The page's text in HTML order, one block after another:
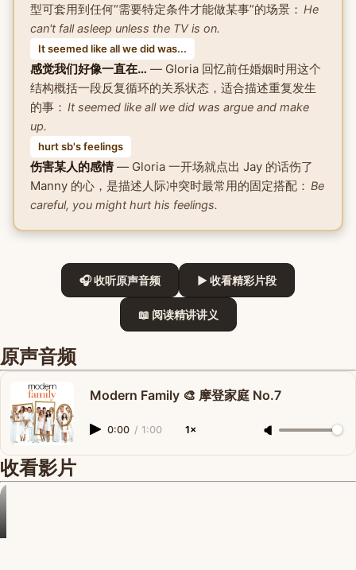
型可套用到任何“需要特定条件才能做某事”的场景： He
can't fall asleep unless the TV is on.
It seemed like all we did was...
感觉我们好像一直在… — Gloria 回忆前任婚姻时用这个
结构概括一段反复循环的关系状态，适合描述重复发生
的事： It seemed like all we did was argue and make
up.
hurt sb's feelings
伤害某人的感情— Gloria 一开场就点出 Jay 的话伤了
Manny 的心，是描述人际冲突时最常用的固定搭配： Be
careful, you might hurt his feelings.
🎧 收听原声音频 ▶ 收看精彩片段
📖 阅读精讲讲义
原声音频
Modern Family 🎨 摩登家庭 No.7
0:00 / 1:00 1×
收看影片